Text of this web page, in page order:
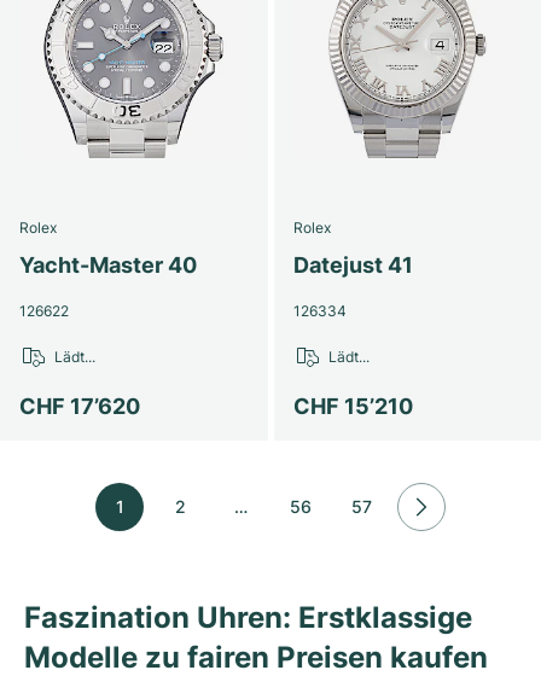
Rolex
Yacht-Master 40
126622
CHF 17’620
Lädt...
Rolex
Datejust 41
126334
CHF 15’210
Lädt...
1 2 … 56 57
Faszination Uhren: Erstklassige
Modelle zu fairen Preisen kaufen